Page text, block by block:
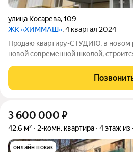
улица Косарева,109
ЖК «ХИММАШ», 4 квартал 2024
Продаю квартиру-СТУДИЮ, в новом
новой современной школой,
ламинат, натяжной потолок,
совмещенный, в идеальном
3 600 000 ₽
42,6 м² 2-комн. квартира 4 этаж из
онлайн показ